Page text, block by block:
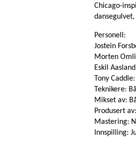
Chicago-
Personell:
Jostein
Morten
Eskil
Tony
Teknikere:
Mikset av:
Produsert
Mastering:
Innspilling: